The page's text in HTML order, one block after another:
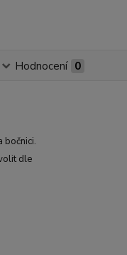
Hodnocení 0
bočnici.
dle